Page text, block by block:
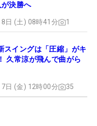
が決勝へ
日 (土) 08時41分 1
スイングは「圧縮」がキ
久常涼が飛んで曲がら
日 (金) 12時00分 35